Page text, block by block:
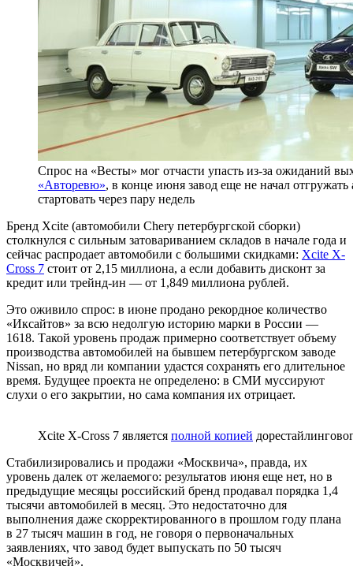
Спрос на «Весты» мог отчасти упасть из-за ожиданий
«Авторевю», в конце июня завод еще не начал
стартовать через пару недель
Бренд Xcite (автомобили Chery петербургской сборки)
столкнулся с сильным затовариванием складов в начале года и
сейчас распродает автомобили с большими скидками: Xcite X-
Cross 7 стоит от 2,15 миллиона, а если добавить дисконт за
кредит или трейнд-ин — от 1,849 миллиона рублей.
Это оживило спрос: в июне продано рекордное количество
«Иксайтов» за всю недолгую историю марки в России —
1618. Такой уровень продаж примерно соответствует объему
производства автомобилей на бывшем петербургском заводе
Nissan, но вряд ли компании удастся сохранять его длительное
время. Будущее проекта не определено: в СМИ муссируют
слухи о его закрытии, но сама компания их отрицает.
Xcite X-Cross 7 является полной копией
Стабилизировались и продажи «Москвича», правда, их
уровень далек от желаемого: результатов июня еще нет, но в
предыдущие месяцы российский бренд продавал порядка 1,4
тысячи автомобилей в месяц. Это недостаточно для
выполнения даже скорректированного в прошлом году плана
в 27 тысяч машин в год, не говоря о первоначальных
заявлениях, что завод будет выпускать по 50 тысяч
«Москвичей».